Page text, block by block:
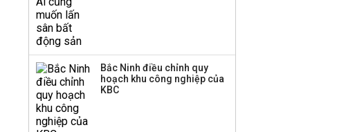
Bắc Ninh điều chỉnh quy
hoạch khu công nghiệp của
KBC